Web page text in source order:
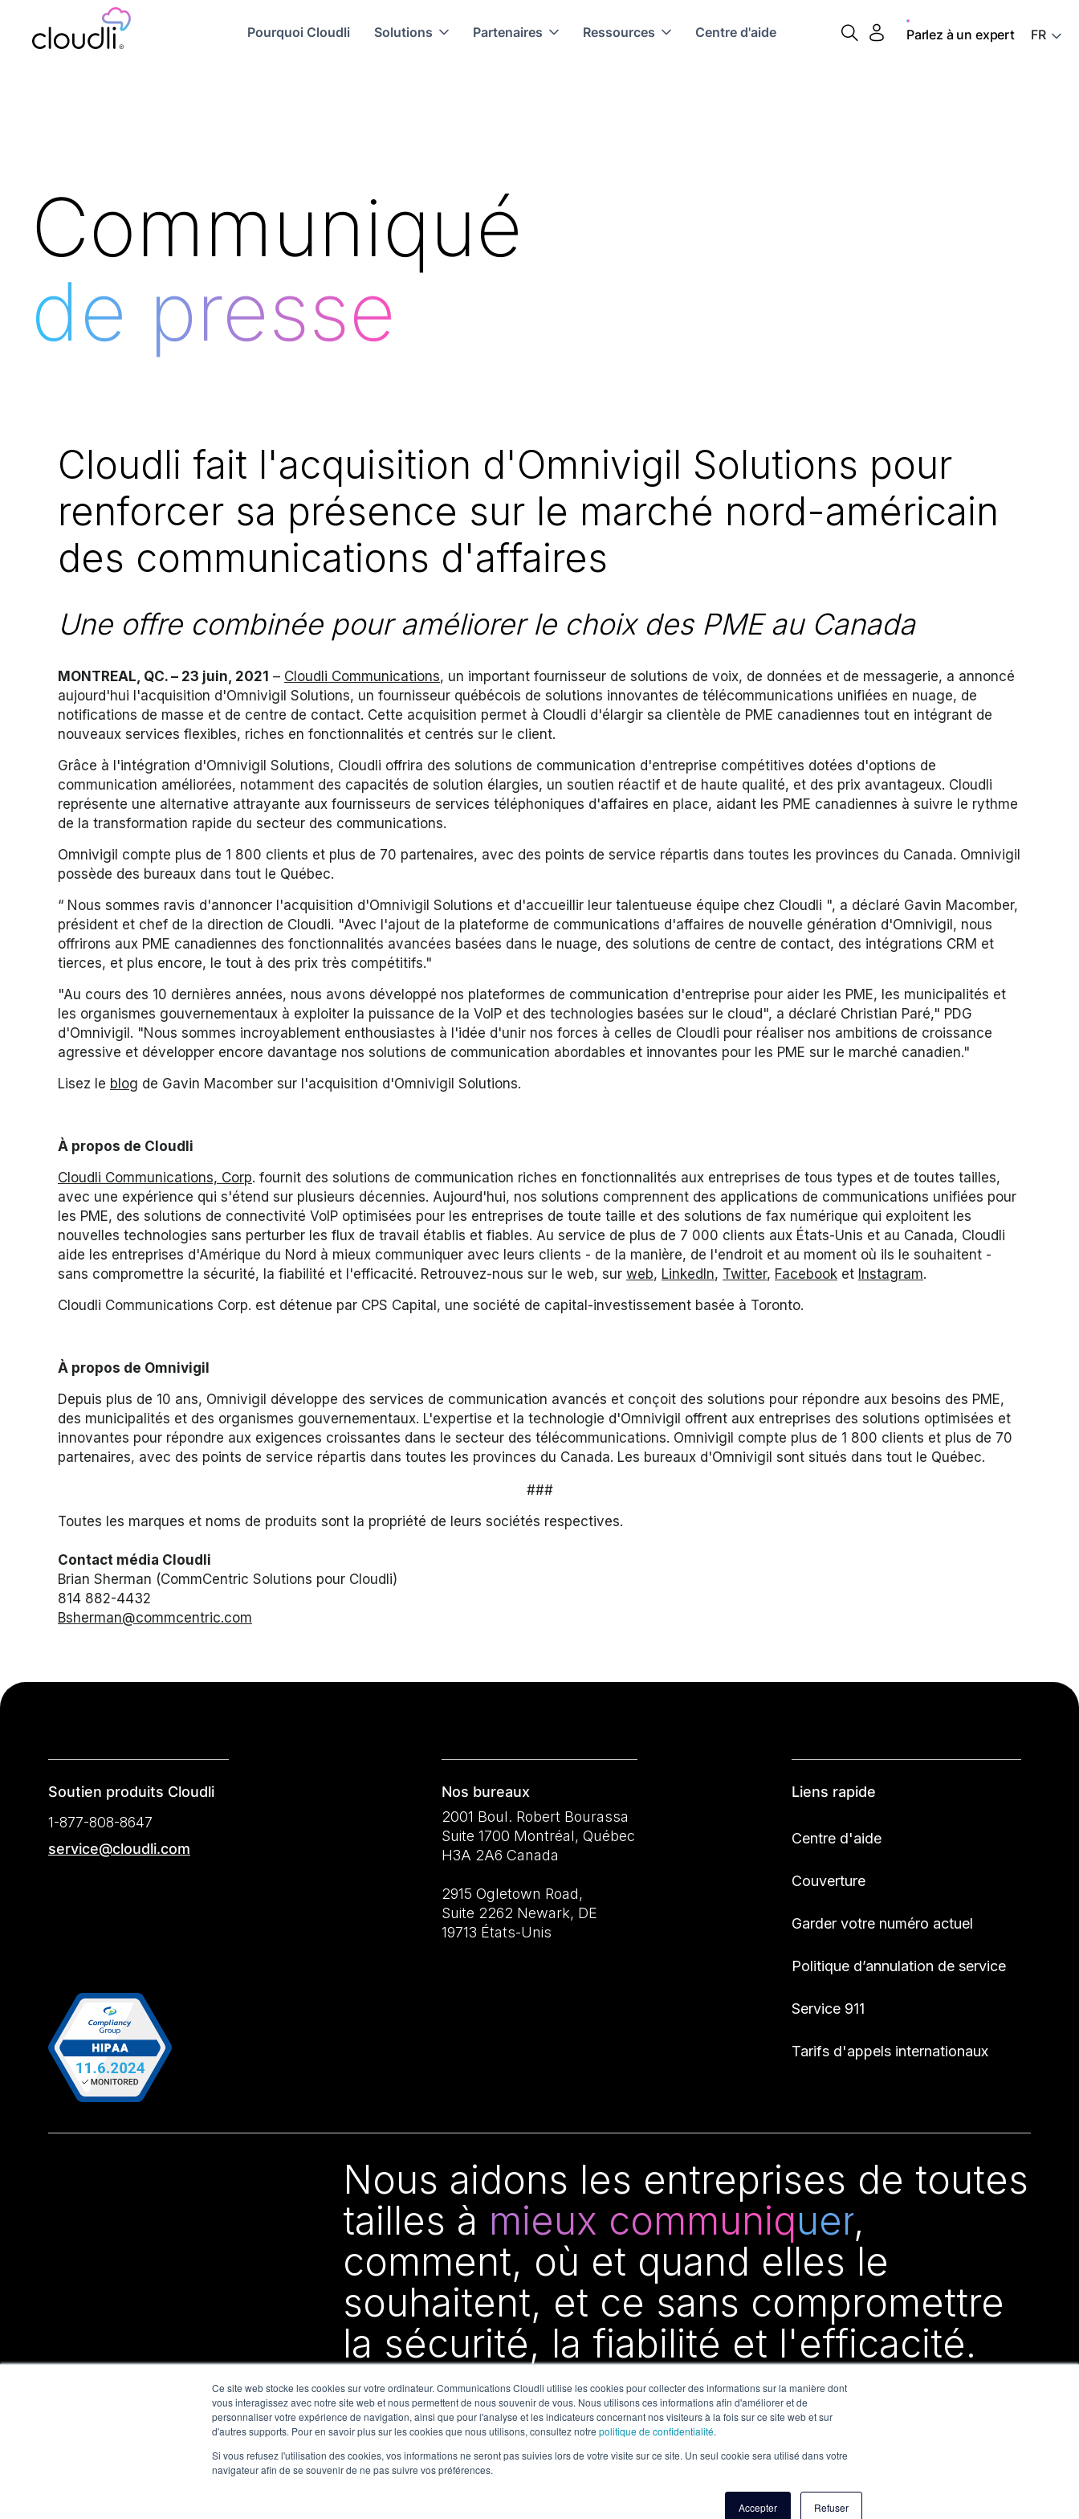
Ce site web stocke les cookies sur votre ordinateur. Communications Cloudli utilise les cookies pour collecter des informations sur la manière dont
vous interagissez avec notre site web et nous permettent de nous souvenir de vous. Nous utilisons ces informations afin d'améliorer et de
personnaliser votre expérience de navigation, ainsi que pour l'analyse et les indicateurs concernant nos visiteurs à la fois sur ce site web et sur
d'autres supports. Pour en savoir plus sur les cookies que nous utilisons, consultez notre politique de confidentialité.
Si vous refusez l'utilisation des cookies, vos informations ne seront pas suivies lors de votre visite sur ce site. Un seul cookie sera utilisé dans votre
navigateur afin de se souvenir de ne pas suivre vos préférences.
Accepter Refuser
Pourquoi Cloudli Solutions Partenaires Ressources Centre d'aide Parlez à un expert
Communiqué
de presse
Cloudli fait l'acquisition d'Omnivigil Solutions pour
renforcer sa présence sur le marché nord-américain
des communications d'affaires
Une offre combinée pour améliorer le choix des PME au Canada
MONTREAL, QC. – 23 juin, 2021 – Cloudli Communications, un important fournisseur de solutions de voix, de données et de messagerie, a annoncé
aujourd'hui l'acquisition d'Omnivigil Solutions, un fournisseur québécois de solutions innovantes de télécommunications unifiées en nuage, de
notifications de masse et de centre de contact. Cette acquisition permet à Cloudli d'élargir sa clientèle de PME canadiennes tout en intégrant de
nouveaux services flexibles, riches en fonctionnalités et centrés sur le client.
Grâce à l'intégration d'Omnivigil Solutions, Cloudli offrira des solutions de communication d'entreprise compétitives dotées d'options de
communication améliorées, notamment des capacités de solution élargies, un soutien réactif et de haute qualité, et des prix avantageux. Cloudli
représente une alternative attrayante aux fournisseurs de services téléphoniques d'affaires en place, aidant les PME canadiennes à suivre le rythme
de la transformation rapide du secteur des communications.
Omnivigil compte plus de 1 800 clients et plus de 70 partenaires, avec des points de service répartis dans toutes les provinces du Canada. Omnivigil
possède des bureaux dans tout le Québec.
“ Nous sommes ravis d'annoncer l'acquisition d'Omnivigil Solutions et d'accueillir leur talentueuse équipe chez Cloudli ", a déclaré Gavin Macomber,
président et chef de la direction de Cloudli. "Avec l'ajout de la plateforme de communications d'affaires de nouvelle génération d'Omnivigil, nous
offrirons aux PME canadiennes des fonctionnalités avancées basées dans le nuage, des solutions de centre de contact, des intégrations CRM et
tierces, et plus encore, le tout à des prix très compétitifs."
"Au cours des 10 dernières années, nous avons développé nos plateformes de communication d'entreprise pour aider les PME, les municipalités et
les organismes gouvernementaux à exploiter la puissance de la VoIP et des technologies basées sur le cloud", a déclaré Christian Paré," PDG
d'Omnivigil. "Nous sommes incroyablement enthousiastes à l'idée d'unir nos forces à celles de Cloudli pour réaliser nos ambitions de croissance
agressive et développer encore davantage nos solutions de communication abordables et innovantes pour les PME sur le marché canadien."
Lisez le blog de Gavin Macomber sur l'acquisition d'Omnivigil Solutions.
À propos de Cloudli
Cloudli Communications, Corp. fournit des solutions de communication riches en fonctionnalités aux entreprises de tous types et de toutes tailles,
avec une expérience qui s'étend sur plusieurs décennies. Aujourd'hui, nos solutions comprennent des applications de communications unifiées pour
les PME, des solutions de connectivité VoIP optimisées pour les entreprises de toute taille et des solutions de fax numérique qui exploitent les
nouvelles technologies sans perturber les flux de travail établis et fiables. Au service de plus de 7 000 clients aux États-Unis et au Canada, Cloudli
aide les entreprises d'Amérique du Nord à mieux communiquer avec leurs clients - de la manière, de l'endroit et au moment où ils le souhaitent -
sans compromettre la sécurité, la fiabilité et l'efficacité. Retrouvez-nous sur le web, sur web, LinkedIn, Twitter, Facebook et Instagram.
Cloudli Communications Corp. est détenue par CPS Capital, une société de capital-investissement basée à Toronto.
À propos de Omnivigil
Depuis plus de 10 ans, Omnivigil développe des services de communication avancés et conçoit des solutions pour répondre aux besoins des PME,
des municipalités et des organismes gouvernementaux. L'expertise et la technologie d'Omnivigil offrent aux entreprises des solutions optimisées et
innovantes pour répondre aux exigences croissantes dans le secteur des télécommunications. Omnivigil compte plus de 1 800 clients et plus de 70
partenaires, avec des points de service répartis dans toutes les provinces du Canada. Les bureaux d'Omnivigil sont situés dans tout le Québec.
###
Toutes les marques et noms de produits sont la propriété de leurs sociétés respectives.
Contact média Cloudli
Brian Sherman (CommCentric Solutions pour Cloudli)
814 882-4432
Bsherman@commcentric.com
Soutien produits Cloudli
1-877-808-8647
service@cloudli.com
Nos bureaux
2001 Boul. Robert Bourassa
Suite 1700 Montréal, Québec
H3A 2A6 Canada
2915 Ogletown Road,
Suite 2262 Newark, DE
19713 États-Unis
Liens rapide
Centre d'aide
Couverture
Garder votre numéro actuel
Politique d’annulation de service
Service 911
Tarifs d'appels internationaux
Nous aidons les entreprises de toutes
tailles à mieux communiquer,
comment, où et quand elles le
souhaitent, et ce sans compromettre
la sécurité, la fiabilité et l'efficacité.